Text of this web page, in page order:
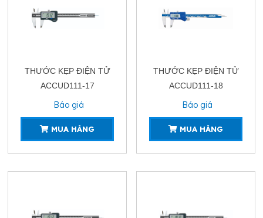
THƯỚC KẸP ĐIỆN TỬ
ACCUD111-17
Báo giá
MUA HÀNG
THƯỚC KẸP ĐIỆN TỬ
ACCUD111-18
Báo giá
MUA HÀNG